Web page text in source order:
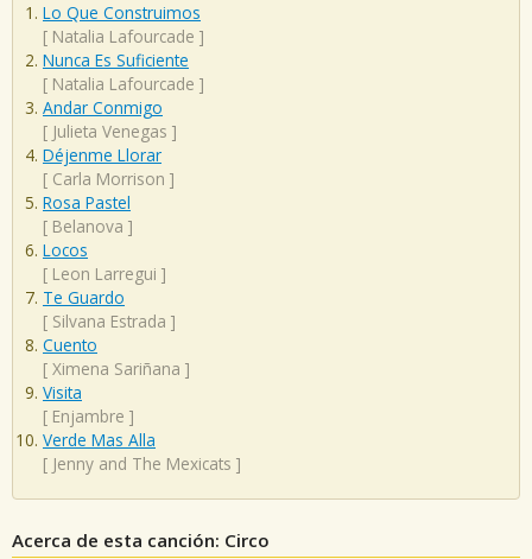
Lo Que Construimos
[ Natalia Lafourcade ]
Nunca Es Suficiente
[ Natalia Lafourcade ]
Andar Conmigo
[ Julieta Venegas ]
Déjenme Llorar
[ Carla Morrison ]
Rosa Pastel
[ Belanova ]
Locos
[ Leon Larregui ]
Te Guardo
[ Silvana Estrada ]
Cuento
[ Ximena Sariñana ]
Visita
[ Enjambre ]
Verde Mas Alla
[ Jenny and The Mexicats ]
Acerca de esta canción: Circo